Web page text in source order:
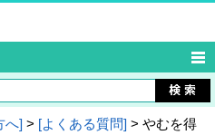
へ] > [よくある質問] > やむを得